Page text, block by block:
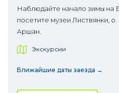
Наблюдайте начало зимы на
посетите музеи Листвянки,
Аршан.
Экскурсии
Ближайшие даты заезда →